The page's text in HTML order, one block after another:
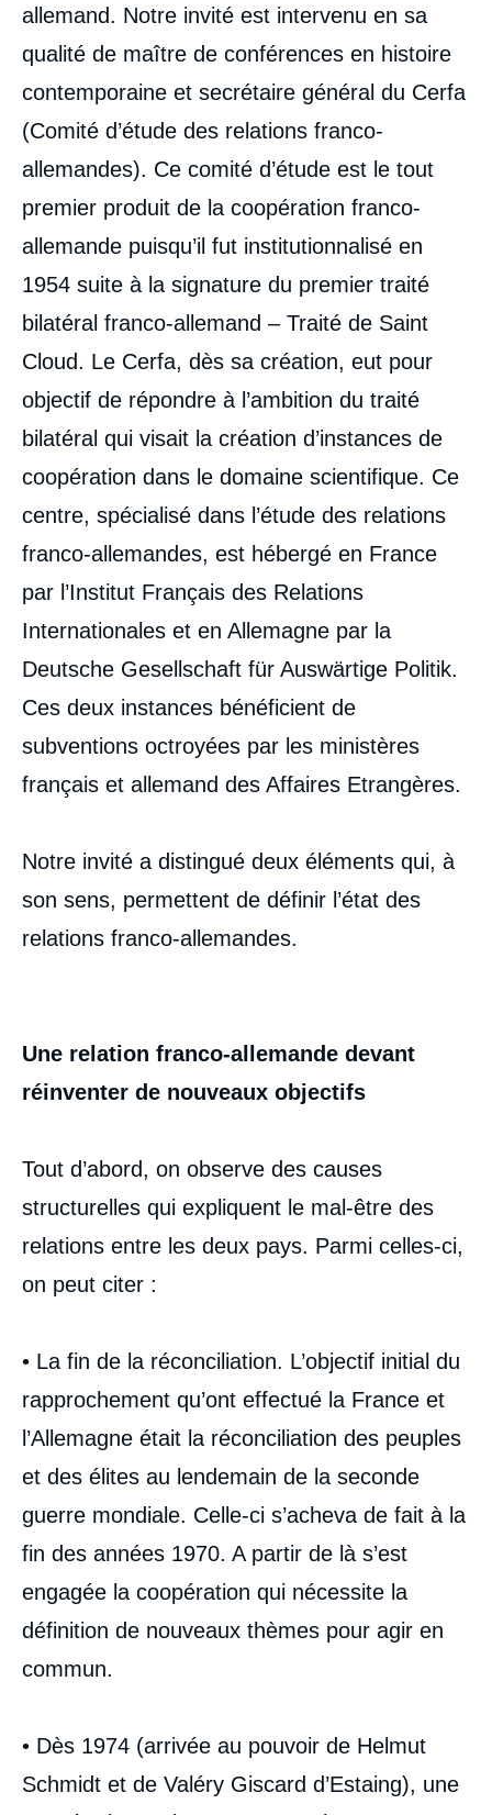
allemand. Notre invité est intervenu en sa
qualité de maître de conférences en histoire
contemporaine et secrétaire général du Cerfa
(Comité d’étude des relations franco-
allemandes). Ce comité d’étude est le tout
premier produit de la coopération franco-
allemande puisqu’il fut institutionnalisé en
1954 suite à la signature du premier traité
bilatéral franco-allemand – Traité de Saint
Cloud. Le Cerfa, dès sa création, eut pour
objectif de répondre à l’ambition du traité
bilatéral qui visait la création d’instances de
coopération dans le domaine scientifique. Ce
centre, spécialisé dans l’étude des relations
franco-allemandes, est hébergé en France
par l’Institut Français des Relations
Internationales et en Allemagne par la
Deutsche Gesellschaft für Auswärtige Politik.
Ces deux instances bénéficient de
subventions octroyées par les ministères
français et allemand des Affaires Etrangères.
Notre invité a distingué deux éléments qui, à
son sens, permettent de définir l’état des
relations franco-allemandes.
Une relation franco-allemande devant
réinventer de nouveaux objectifs
Tout d’abord, on observe des causes
structurelles qui expliquent le mal-être des
relations entre les deux pays. Parmi celles-ci,
on peut citer :
• La fin de la réconciliation. L’objectif initial du
rapprochement qu’ont effectué la France et
l’Allemagne était la réconciliation des peuples
et des élites au lendemain de la seconde
guerre mondiale. Celle-ci s’acheva de fait à la
fin des années 1970. A partir de là s’est
engagée la coopération qui nécessite la
définition de nouveaux thèmes pour agir en
commun.
• Dès 1974 (arrivée au pouvoir de Helmut
Schmidt et de Valéry Giscard d’Estaing), une